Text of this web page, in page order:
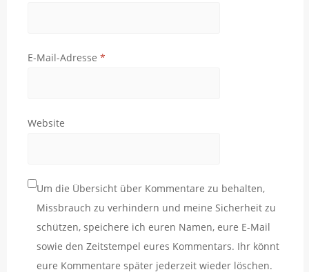
E-Mail-Adresse *
Website
Um die Übersicht über Kommentare zu behalten,
Missbrauch zu verhindern und meine Sicherheit zu
schützen, speichere ich euren Namen, eure E-Mail
sowie den Zeitstempel eures Kommentars. Ihr könnt
eure Kommentare später jederzeit wieder löschen.